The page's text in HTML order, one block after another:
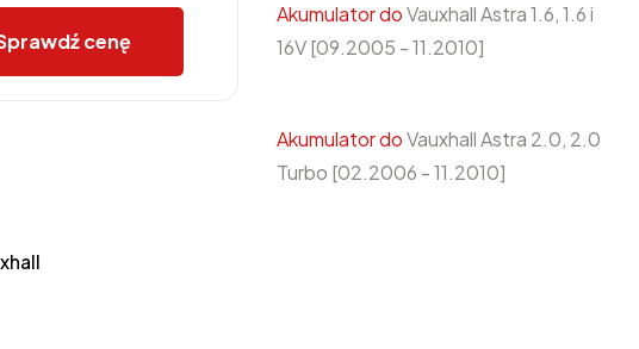
cenę
Akumulator doVauxhall Astra 1.6, 1.6 i
16V [09.2005 - 11.2010]
Akumulator doVauxhall Astra 2.0, 2.0
Turbo [02.2006 - 11.2010]